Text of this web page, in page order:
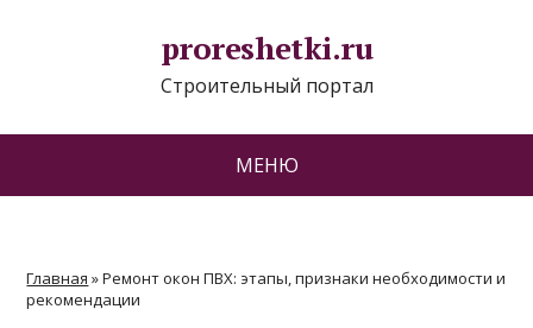
proreshetki.ru
Строительный портал
МЕНЮ
Главная »Ремонт окон ПВХ: этапы, признаки необходимости и
рекомендации